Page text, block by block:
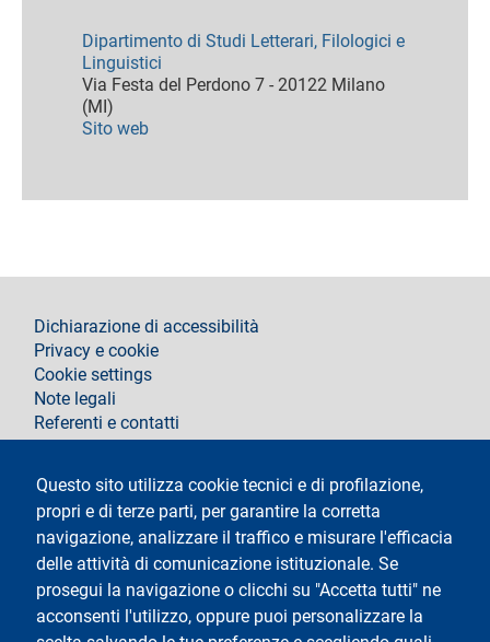
Dipartimento di Studi Letterari, Filologici e
Linguistici
Via Festa del Perdono 7 - 20122 Milano
(MI)
Sito web
Questo sito utilizza cookie tecnici e di profilazione,
propri e di terze parti, per garantire la corretta
navigazione, analizzare il traffico e misurare l'efficacia
delle attività di comunicazione istituzionale. Se
prosegui la navigazione o clicchi su "Accetta tutti" ne
acconsenti l'utilizzo, oppure puoi personalizzare la
footer
Dichiarazione di accessibilità
Privacy e cookie
Cookie settings
Note legali
Referenti e contatti
Testo
Università degli Studi di Milano